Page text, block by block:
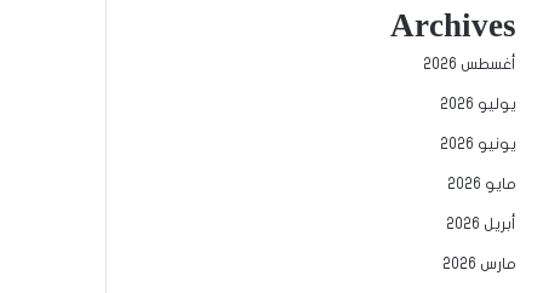
Archives
أغسطس 2026
يوليو 2026
يونيو 2026
مايو 2026
أبريل 2026
مارس 2026